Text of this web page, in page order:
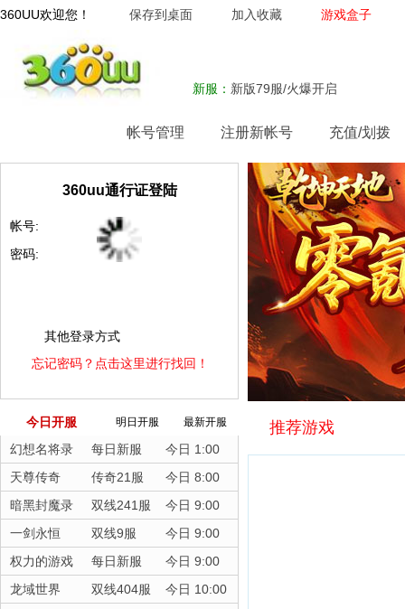
360UU欢迎您！ 保存到桌面 加入收藏 游戏盒子
新服： 新版79服/火爆开启
帐号管理 注册新帐号 充值/划拨
360uu通行证登陆
帐号:
密码:
其他登录方式
忘记密码？点击这里进行找回！
今日开服 明日开服 最新开服
幻想名将录 每日新服
今日 1:00
天尊传奇
传奇21服
今日 8:00
暗黑封魔录
双线241服
今日 9:00
一剑永恒
双线9服
今日 9:00
权力的游戏
每日新服
今日 9:00
龙域世界
双线404服
今日 10:00
推荐游戏